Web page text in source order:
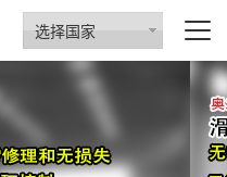
选择国家